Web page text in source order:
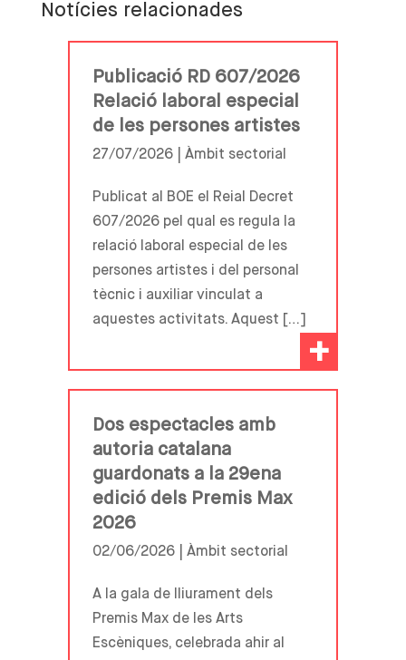
Notícies relacionades
Publicació RD 607/2026
Relació laboral especial
de les persones artistes
27/07/2026 | Àmbit sectorial
Publicat al BOE el Reial Decret
607/2026 pel qual es regula la
relació laboral especial de les
persones artistes i del personal
tècnic i auxiliar vinculat a
aquestes activitats. Aquest […]
+
Dos espectacles amb
autoria catalana
guardonats a la 29ena
edició dels Premis Max
2026
02/06/2026 | Àmbit sectorial
A la gala de lliurament dels
Premis Max de les Arts
Escèniques, celebrada ahir al